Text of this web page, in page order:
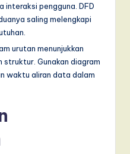
interaksi pengguna. DFD
saling melengkapi
urutan menunjukkan
struktur. Gunakan diagram
waktu aliran data dalam